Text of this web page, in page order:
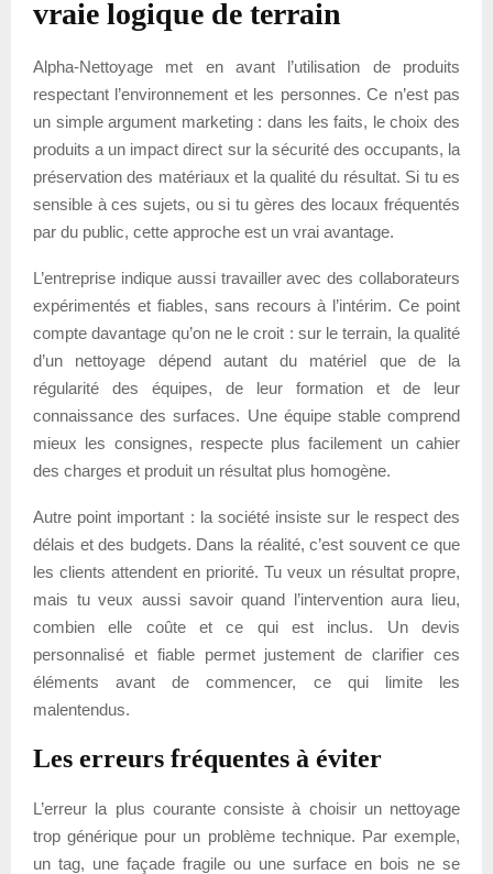
vraie logique de terrain
Alpha-Nettoyage met en avant l’utilisation de produits
respectant l’environnement et les personnes. Ce n’est pas
un simple argument marketing : dans les faits, le choix des
produits a un impact direct sur la sécurité des occupants, la
préservation des matériaux et la qualité du résultat. Si tu es
sensible à ces sujets, ou si tu gères des locaux fréquentés
par du public, cette approche est un vrai avantage.
L’entreprise indique aussi travailler avec des collaborateurs
expérimentés et fiables, sans recours à l’intérim. Ce point
compte davantage qu’on ne le croit : sur le terrain, la qualité
d’un nettoyage dépend autant du matériel que de la
régularité des équipes, de leur formation et de leur
connaissance des surfaces. Une équipe stable comprend
mieux les consignes, respecte plus facilement un cahier
des charges et produit un résultat plus homogène.
Autre point important : la société insiste sur le respect des
délais et des budgets. Dans la réalité, c’est souvent ce que
les clients attendent en priorité. Tu veux un résultat propre,
mais tu veux aussi savoir quand l’intervention aura lieu,
combien elle coûte et ce qui est inclus. Un devis
personnalisé et fiable permet justement de clarifier ces
éléments avant de commencer, ce qui limite les
malentendus.
Les erreurs fréquentes à éviter
L’erreur la plus courante consiste à choisir un nettoyage
trop générique pour un problème technique. Par exemple,
un tag, une façade fragile ou une surface en bois ne se